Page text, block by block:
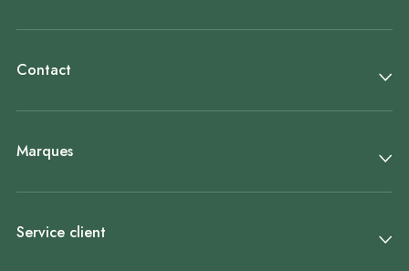
Contact
Marques
Service client